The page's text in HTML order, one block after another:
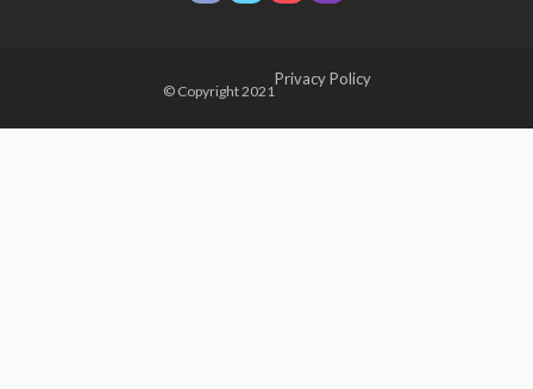
© Copyright 2021
Privacy Policy